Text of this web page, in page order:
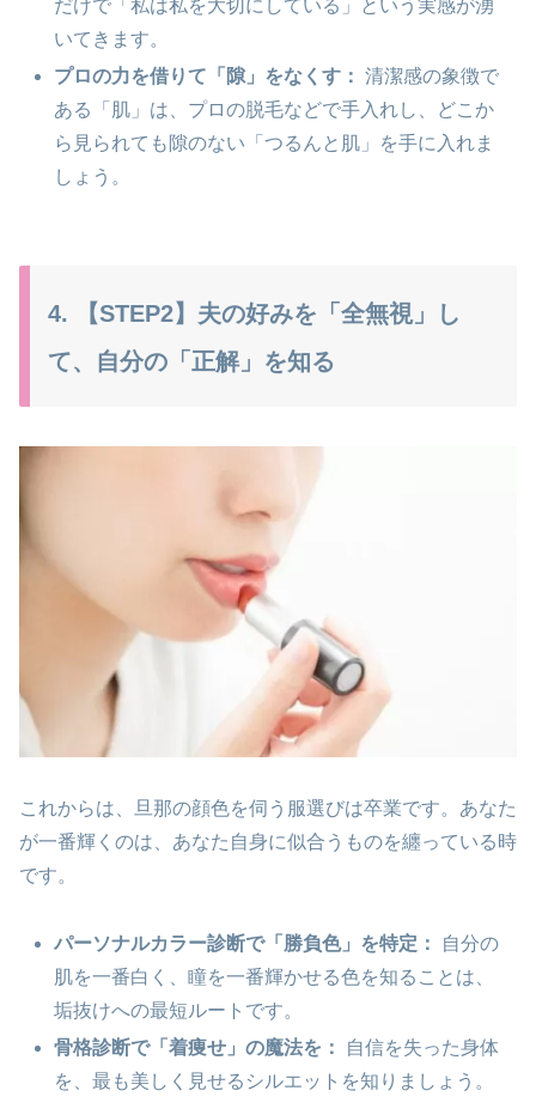
だけで「私は私を大切にしている」という実感が湧
いてきます。
プロの力を借りて「隙」をなくす： 清潔感の象徴で
ある「肌」は、プロの脱毛などで手入れし、どこか
ら見られても隙のない「つるんと肌」を手に入れま
しょう。
4. 【STEP2】夫の好みを「全無視」し
て、自分の「正解」を知る
これからは、旦那の顔色を伺う服選びは卒業です。あなた
が一番輝くのは、あなた自身に似合うものを纏っている時
です。
パーソナルカラー診断で「勝負色」を特定：
自分の
肌を一番白く、瞳を一番輝かせる色を知ることは、
垢抜けへの最短ルートです。
骨格診断で「着痩せ」の魔法を：
自信を失った身体
を、最も美しく見せるシルエットを知りましょう。